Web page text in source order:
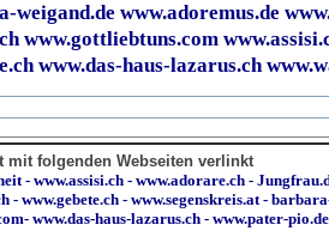
weigand.de www.adoremus.de
www.gottliebtuns.com
www.das-haus-lazarus.ch
mit folgenden Webseiten verlinkt
- www.assisi.ch - www.adorare.ch -
- www.gebete.ch - www.segenskreis.at-
- www.das-haus-lazarus.ch - www.pater-pio.de